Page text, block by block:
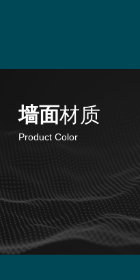
墙面材质
Product Color